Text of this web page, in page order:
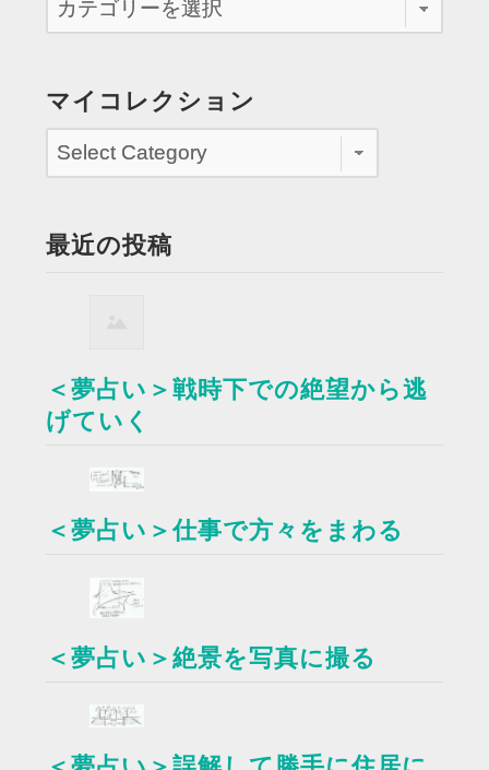
マイコレクション
最近の投稿
＜夢占い＞戦時下での絶望から逃
げていく
＜夢占い＞仕事で方々をまわる
＜夢占い＞絶景を写真に撮る